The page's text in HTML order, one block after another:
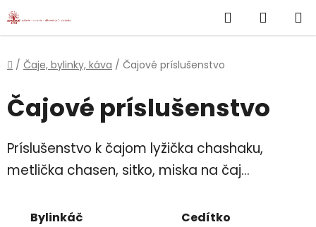
Prejsť
na
Hľadať
KOŠÍK
Domov
/ Čaje, bylinky, káva / Čajové príslušenstvo
Čajové príslušenstvo
Príslušenstvo k čajom lyžička chashaku,
metlička chasen, sitko, miska na čaj...
Bylinkáč Cedítko